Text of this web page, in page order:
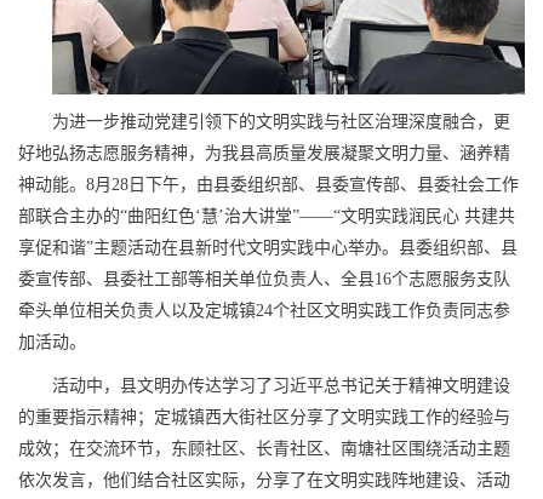
为进一步推动党建引领下的文明实践与社区治理深度融合，更
好地弘扬志愿服务精神，为我县高质量发展凝聚文明力量、涵养精
神动能。8月28日下午，由县委组织部、县委宣传部、县委社会工作
部联合主办的“曲阳红色‘慧’治大讲堂”——“文明实践润民心 共建共
享促和谐”主题活动在县新时代文明实践中心举办。县委组织部、县
委宣传部、县委社工部等相关单位负责人、全县16个志愿服务支队
牵头单位相关负责人以及定城镇24个社区文明实践工作负责同志参
加活动。
活动中，县文明办传达学习了习近平总书记关于精神文明建设
的重要指示精神；定城镇西大街社区分享了文明实践工作的经验与
成效；在交流环节，东顾社区、长青社区、南塘社区围绕活动主题
依次发言，他们结合社区实际，分享了在文明实践阵地建设、活动